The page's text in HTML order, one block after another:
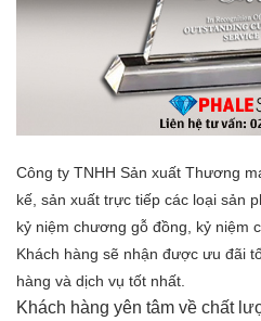
Công ty TNHH Sản xuất Thương
kế, sản xuất trực tiếp các loại sản
kỷ niệm chương gỗ đồng, kỷ niệm
Khách hàng sẽ nhận được ưu đãi
hàng và dịch vụ tốt nhất.
Khách hàng yên tâm về chất